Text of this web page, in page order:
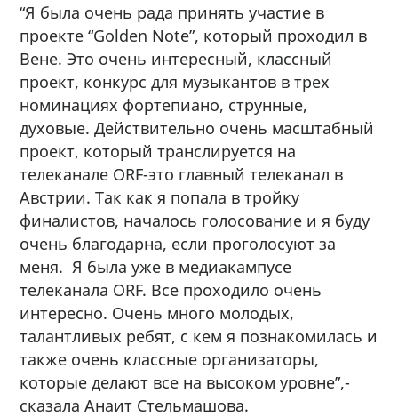
“Я была очень рада принять участие в
проекте “Golden Note”, который проходил в
Вене. Это очень интересный, классный
проект, конкурс для музыкантов в трех
номинациях фортепиано, струнные,
духовые. Действительно очень масштабный
проект, который транслируется на
телеканале ORF-это главный телеканал в
Австрии. Так как я попала в тройку
финалистов, началось голосование и я буду
очень благодарна, если проголосуют за
меня. Я была уже в медиакампусе
телеканала ORF. Все проходило очень
интересно. Очень много молодых,
талантливых ребят, с кем я познакомилась и
также очень классные организаторы,
которые делают все на высоком уровне”,-
сказала Анаит Стельмашова.